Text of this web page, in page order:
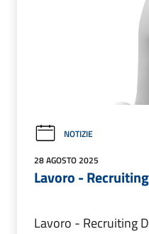
NOTIZIE
28 AGOSTO 2025
Lavoro -
Lavoro - Recruiting